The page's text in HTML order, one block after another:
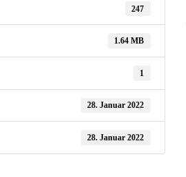
247
1.64 MB
1
28. Januar 2022
28. Januar 2022